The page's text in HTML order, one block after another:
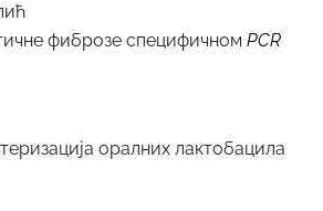
фиброзе специфичном PCR
оралних лактобацила